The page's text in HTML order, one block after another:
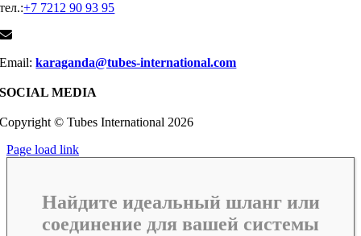
тел.:+7 7212 90 93 95
Email:karaganda@tubes-international.com
SOCIAL MEDIA
Copyright © Tubes International 2026
Page load link
Найдите идеальный шланг или
соединение для вашей системы